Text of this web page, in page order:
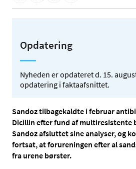
Opdatering
Nyheden er opdateret d. 15.
opdatering i faktaafsnittet.
Sandoz tilbagekaldte i februar
Dicillin efter fund af multiresistente
Sandoz afsluttet sine analyser, og
fortsat, at forureningen efter al
fra urene børster.